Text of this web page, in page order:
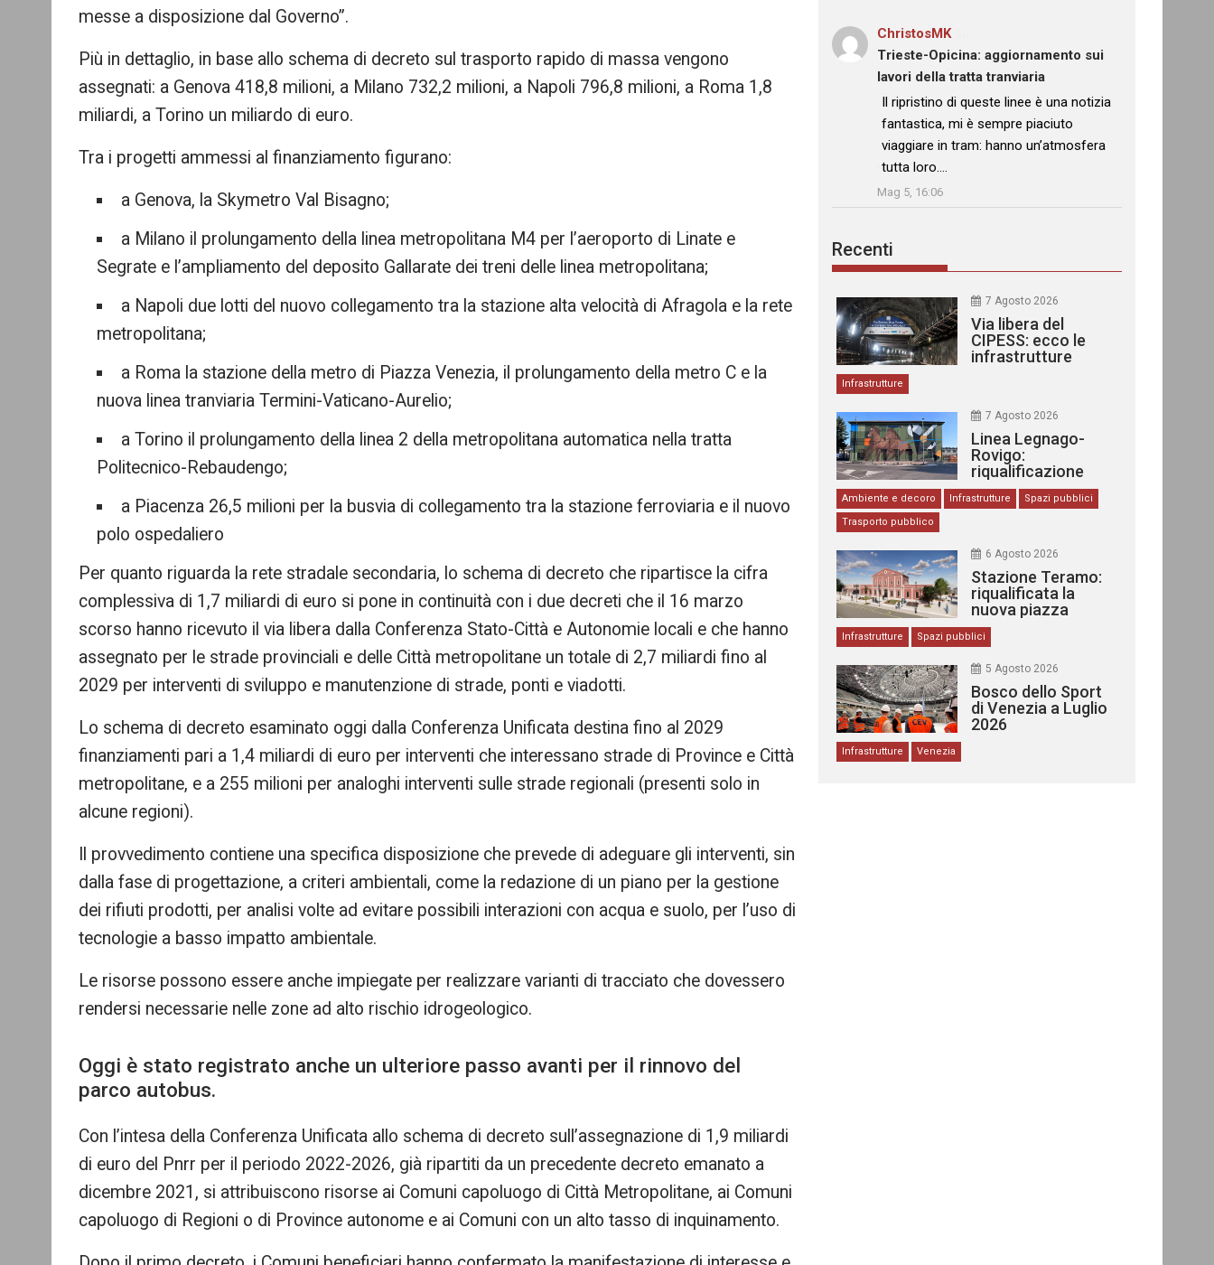
messe a disposizione dal Governo”.
Più in dettaglio, in base allo schema di decreto sul trasporto rapido di massa vengono
assegnati: a Genova 418,8 milioni, a Milano 732,2 milioni, a Napoli 796,8 milioni, a Roma 1,8
miliardi, a Torino un miliardo di euro.
Tra i progetti ammessi al finanziamento figurano:
a Genova, la Skymetro Val Bisagno;
a Milano il prolungamento della linea metropolitana M4 per l’aeroporto di Linate e
Segrate e l’ampliamento del deposito Gallarate dei treni delle linea metropolitana;
a Napoli due lotti del nuovo collegamento tra la stazione alta velocità di Afragola e la rete
metropolitana;
a Roma la stazione della metro di Piazza Venezia, il prolungamento della metro C e la
nuova linea tranviaria Termini-Vaticano-Aurelio;
a Torino il prolungamento della linea 2 della metropolitana automatica nella tratta
Politecnico-Rebaudengo;
a Piacenza 26,5 milioni per la busvia di collegamento tra la stazione ferroviaria e il nuovo
polo ospedaliero
Per quanto riguarda la rete stradale secondaria, lo schema di decreto che ripartisce la cifra
complessiva di 1,7 miliardi di euro si pone in continuità con i due decreti che il 16 marzo
scorso hanno ricevuto il via libera dalla Conferenza Stato-Città e Autonomie locali e che hanno
assegnato per le strade provinciali e delle Città metropolitane un totale di 2,7 miliardi fino al
2029 per interventi di sviluppo e manutenzione di strade, ponti e viadotti.
Lo schema di decreto esaminato oggi dalla Conferenza Unificata destina fino al 2029
finanziamenti pari a 1,4 miliardi di euro per interventi che interessano strade di Province e Città
metropolitane, e a 255 milioni per analoghi interventi sulle strade regionali (presenti solo in
alcune regioni).
Il provvedimento contiene una specifica disposizione che prevede di adeguare gli interventi, sin
dalla fase di progettazione, a criteri ambientali, come la redazione di un piano per la gestione
dei rifiuti prodotti, per analisi volte ad evitare possibili interazioni con acqua e suolo, per l’uso di
tecnologie a basso impatto ambientale.
Le risorse possono essere anche impiegate per realizzare varianti di tracciato che dovessero
rendersi necessarie nelle zone ad alto rischio idrogeologico.
Oggi è stato registrato anche un ulteriore passo avanti per il rinnovo del
parco autobus.
Con l’intesa della Conferenza Unificata allo schema di decreto sull’assegnazione di 1,9 miliardi
di euro del Pnrr per il periodo 2022-2026, già ripartiti da un precedente decreto emanato a
dicembre 2021, si attribuiscono risorse ai Comuni capoluogo di Città Metropolitane, ai Comuni
capoluogo di Regioni o di Province autonome e ai Comuni con un alto tasso di inquinamento.
ChristosMKsu
Trieste-Opicina: aggiornamento sui
lavori della tratta tranviaria
: “
Il ripristino di queste linee è una notizia
fantastica, mi è sempre piaciuto
viaggiare in tram: hanno un’atmosfera
tutta loro.…
Mag 5, 16:06
Recenti
7 Agosto 2026
Via libera del
CIPESS: ecco le
infrastrutture
Infrastrutture
7 Agosto 2026
Linea Legnago-
Rovigo:
riqualificazione
delle stazioni
Ambiente e decoro Infrastrutture
Spazi pubblici
Trasporto pubblico
6 Agosto 2026
Stazione Teramo:
riqualificata la
nuova piazza
urbana
Infrastrutture Spazi pubblici
5 Agosto 2026
Bosco dello Sport
di Venezia a Luglio
2026
Infrastrutture Venezia